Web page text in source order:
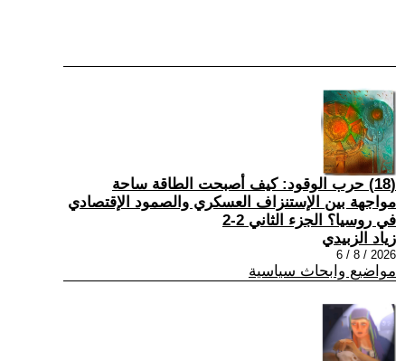
(18) حرب الوقود: كيف أصبحت الطاقة ساحة
مواجهة بين الإستنزاف العسكري والصمود الإقتصادي
في روسيا؟ الجزء الثاني 2-2
زياد الزبيدي
2026 / 8 / 6
مواضيع وابحاث سياسية